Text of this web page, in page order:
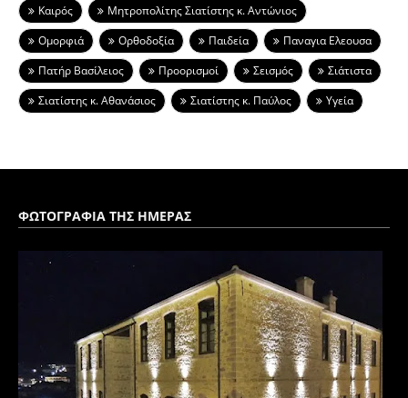
Καιρός
Μητροπολίτης Σιατίστης κ. Αντώνιος
Ομορφιά
Ορθοδοξία Παιδεία
Παναγια Ελεουσα
Πατήρ Βασίλειος
Προορισμοί Σεισμός
Σιάτιστα
Σιατίστης κ. Αθανάσιος
Σιατίστης κ. Παύλος Υγεία
ΦΩΤΟΓΡΑΦΙΑ ΤΗΣ ΗΜΕΡΑΣ